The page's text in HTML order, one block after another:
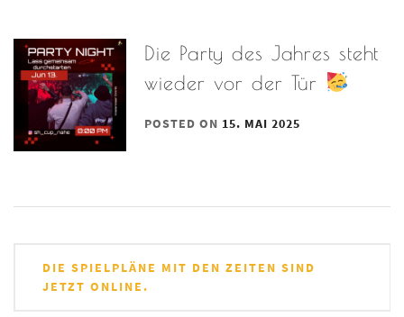
Die Party des Jahres steht
wieder vor der Tür
POSTED ON 15. MAI 2025
DIE SPIELPLÄNE MIT DEN ZEITEN SIND
JETZT ONLINE.